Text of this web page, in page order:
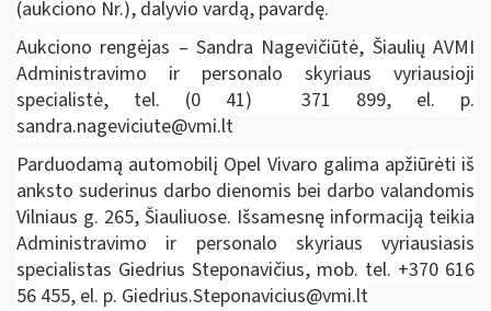
(aukciono Nr.), dalyvio vardą, pavardę.
Aukciono rengėjas – Sandra Nagevičiūtė, Šiaulių AVMI
Administravimo ir personalo skyriaus vyriausioji
specialistė, tel. (0 41) 371 899, el. p.
sandra.nageviciute@vmi.lt
Parduodamą automobilį Opel Vivaro galima apžiūrėti iš
anksto suderinus darbo dienomis bei darbo valandomis
Vilniaus g. 265, Šiauliuose. Išsamesnę informaciją teikia
Administravimo ir personalo skyriaus vyriausiasis
specialistas Giedrius Steponavičius, mob. tel. +370 616
56 455, el. p. Giedrius.Steponavicius@vmi.lt